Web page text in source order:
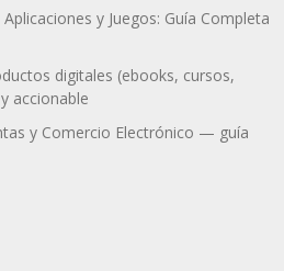
y Juegos: Guía Completa
digitales (ebooks, cursos,
accionable
y Comercio Electrónico — guía